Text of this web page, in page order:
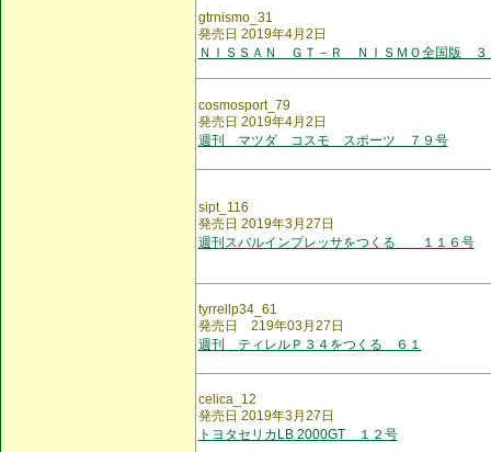
gtrnismo_31
発売日 2019年4月2日
ＮＩＳＳＡＮ ＧＴ－Ｒ ＮＩＳＭＯ全国版 ３
cosmosport_79
発売日 2019年4月2日
週刊 マツダ コスモ スポーツ ７９号
sipt_116
発売日 2019年3月27日
週刊スバルインプレッサをつくる １１６号
tyrrellp34_61
発売日 219年03月27日
週刊 ティレルＰ３４をつくる ６１
celica_12
発売日 2019年3月27日
トヨタセリカLB 2000GT １２号